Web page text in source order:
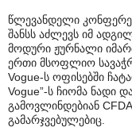
წლევანდელი
შანსს აძლევს იმ
მოდური ჟურნალი
ერთი მსოფლიო
Vogue-ს ოფისებში
Vogue”-ს ჩიომა ნადი
გამოვლინდებიან
გამარჯვებულებიც.